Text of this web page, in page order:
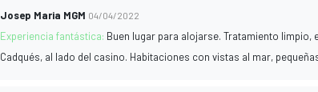
Josep Maria MGM 04/04/2022
Experiencia fantástica: Buen lugar para alojarse. Tratamiento
Cadqués, al lado del casino. Habitaciones con vistas al mar,